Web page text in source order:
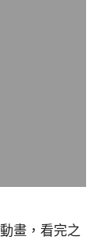
畫，看完之